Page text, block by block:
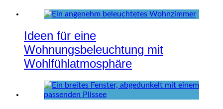
Ideen für eine
Wohnungsbeleuchtung mit
Wohlfühlatmosphäre